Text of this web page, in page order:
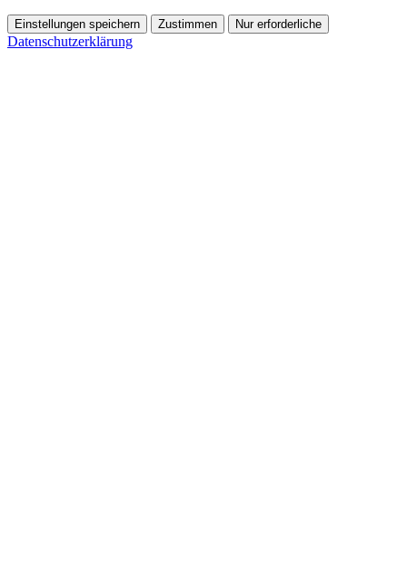
Einstellungen speichern Zustimmen Nur erforderliche
Datenschutzerklärung